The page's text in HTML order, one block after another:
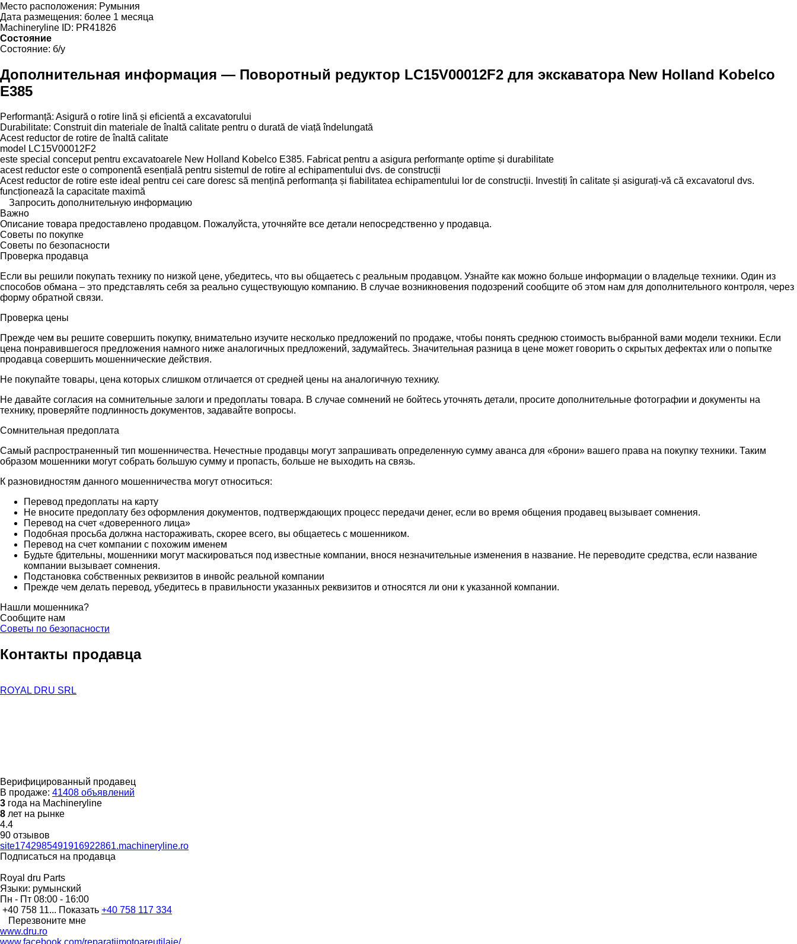
Место расположения: Румыния
Дата размещения: более 1 месяца
Machineryline ID: PR41826
Состояние
Состояние: б/у
Дополнительная информация — Поворотный редуктор LC15V00012F2 для экскаватора New Holland Kobelco
E385
Performanță: Asigură o rotire lină și eficientă a excavatorului
Durabilitate: Construit din materiale de înaltă calitate pentru o durată de viață îndelungată
Acest reductor de rotire de înaltă calitate
model LC15V00012F2
este special conceput pentru excavatoarele New Holland Kobelco E385. Fabricat pentru a asigura performanțe optime și durabilitate
acest reductor este o componentă esențială pentru sistemul de rotire al echipamentului dvs. de construcții
Acest reductor de rotire este ideal pentru cei care doresc să mențină performanța și fiabilitatea echipamentului lor de construcții. Investiți în calitate și asigurați-vă că excavatorul dvs.
funcționează la capacitate maximă
Запросить дополнительную информацию
Важно
Описание товара предоставлено продавцом. Пожалуйста, уточняйте все детали непосредственно у продавца.
Советы по покупке
Советы по безопасности
Проверка продавца
Если вы решили покупать технику по низкой цене, убедитесь, что вы общаетесь с реальным продавцом. Узнайте как можно больше информации о владельце техники. Один из
способов обмана – это представлять себя за реально существующую компанию. В случае возникновения подозрений сообщите об этом нам для дополнительного контроля, через
форму обратной связи.
Проверка цены
Прежде чем вы решите совершить покупку, внимательно изучите несколько предложений по продаже, чтобы понять среднюю стоимость выбранной вами модели техники. Если
цена понравившегося предложения намного ниже аналогичных предложений, задумайтесь. Значительная разница в цене может говорить о скрытых дефектах или о попытке
продавца совершить мошеннические действия.
Не покупайте товары, цена которых слишком отличается от средней цены на аналогичную технику.
Не давайте согласия на сомнительные залоги и предоплаты товара. В случае сомнений не бойтесь уточнять детали, просите дополнительные фотографии и документы на
технику, проверяйте подлинность документов, задавайте вопросы.
Сомнительная предоплата
Самый распространенный тип мошенничества. Нечестные продавцы могут запрашивать определенную сумму аванса для «брони» вашего права на покупку техники. Таким
образом мошенники могут собрать большую сумму и пропасть, больше не выходить на связь.
К разновидностям данного мошенничества могут относиться:
Перевод предоплаты на карту
Не вносите предоплату без оформления документов, подтверждающих процесс передачи денег, если во время общения продавец вызывает сомнения.
Перевод на счет «доверенного лица»
Подобная просьба должна настораживать, скорее всего, вы общаетесь с мошенником.
Перевод на счет компании с похожим именем
Будьте бдительны, мошенники могут маскироваться под известные компании, внося незначительные изменения в название. Не переводите средства, если название
компании вызывает сомнения.
Подстановка собственных реквизитов в инвойс реальной компании
Прежде чем делать перевод, убедитесь в правильности указанных реквизитов и относятся ли они к указанной компании.
Нашли мошенника?
Сообщите нам
Советы по безопасности
Контакты продавца
ROYAL DRU SRL
Верифицированный продавец
В продаже: 41408 объявлений
3 года на Machineryline
8 лет на рынке
4.4
90 отзывов
site1742985491916922861.machineryline.ro
Подписаться на продавца
Royal dru Parts
Языки: румынский
Пн - Пт 08:00 - 16:00
+40 758 11... Показать +40 758 117 334
Перезвоните мне
www.dru.ro
www.facebook.com/reparatiimotoareutilaje/